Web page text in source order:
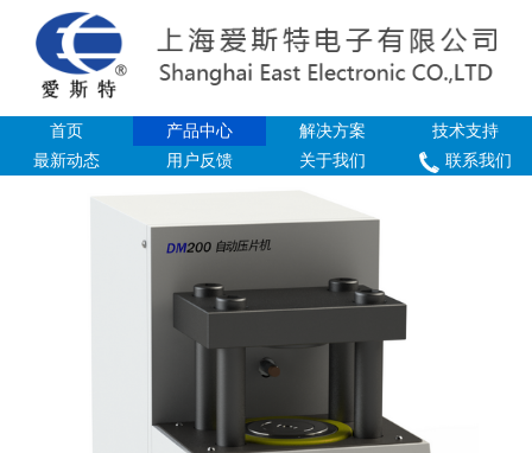
首页 产品中心 解决方案
技术支持
最新动态
用户反馈 关于我们 联系我们